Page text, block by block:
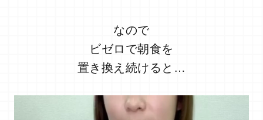
なので
ビゼロで朝食を
置き換え続けると…